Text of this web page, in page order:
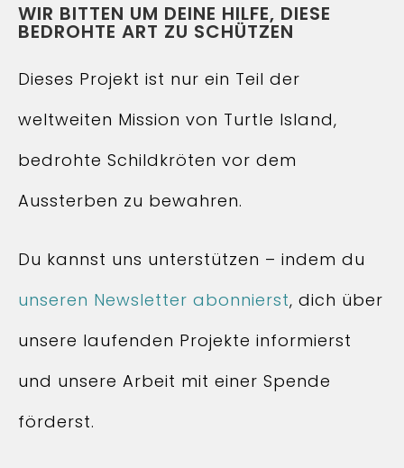
WIR BITTEN UM DEINE HILFE, DIESE
BEDROHTE ART ZU SCHÜTZEN
Dieses Projekt ist nur ein Teil der
weltweiten Mission von Turtle Island,
bedrohte Schildkröten vor dem
Aussterben zu bewahren.
Du kannst uns unterstützen – indem du
unseren Newsletter abonnierst, dich über
unsere laufenden Projekte informierst
und unsere Arbeit mit einer Spende
förderst.